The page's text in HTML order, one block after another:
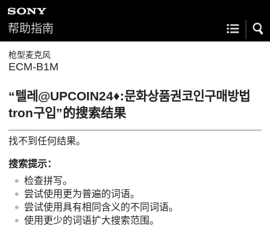
帮助指南
枪型麦克风
ECM-B1M
“텔레@UPCOIN24♦:문화상품권코인구매방법
tron구입”的搜索结果
找不到任何结果。
搜索提示：
检查拼写。
尝试使用更为普遍的词语。
尝试使用具有相同含义的不同词语。
使用更少的词语扩大搜索范围。